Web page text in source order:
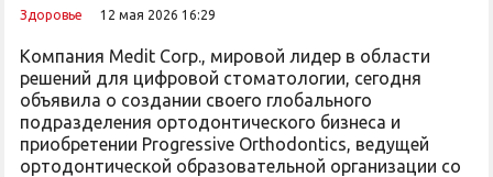
Здоровье 12 мая 2026 16:29
Компания Medit Corp., мировой лидер в области
решений для цифровой стоматологии, сегодня
объявила о создании своего глобального
подразделения ортодонтического бизнеса и
приобретении Progressive Orthodontics, ведущей
ортодонтической образовательной организации со